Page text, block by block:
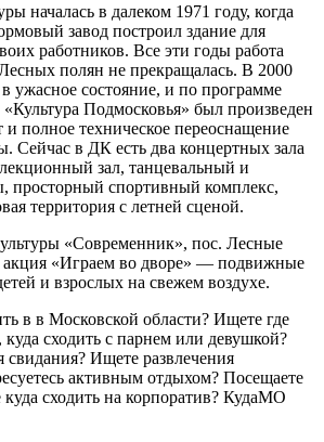
началась в далеком 1971 году, когда
завод построил здание для
работников. Все эти годы работа
полян не прекращалась. В 2000
ужасное состояние, и по программе
Подмосковья» был произведен
полное техническое переоснащение
Сейчас в ДК есть два концертных зала
зал, танцевальный и
просторный спортивный комплекс,
территория с летней сценой.
«Современник», пос. Лесные
акция «Играем во дворе» — подвижные
и взрослых на свежем воздухе.
в в Московской области? Ищете где
куда сходить с парнем или девушкой?
свидания? Ищете развлечения
активным отдыхом? Посещаете
куда сходить на корпоратив? КудаМО